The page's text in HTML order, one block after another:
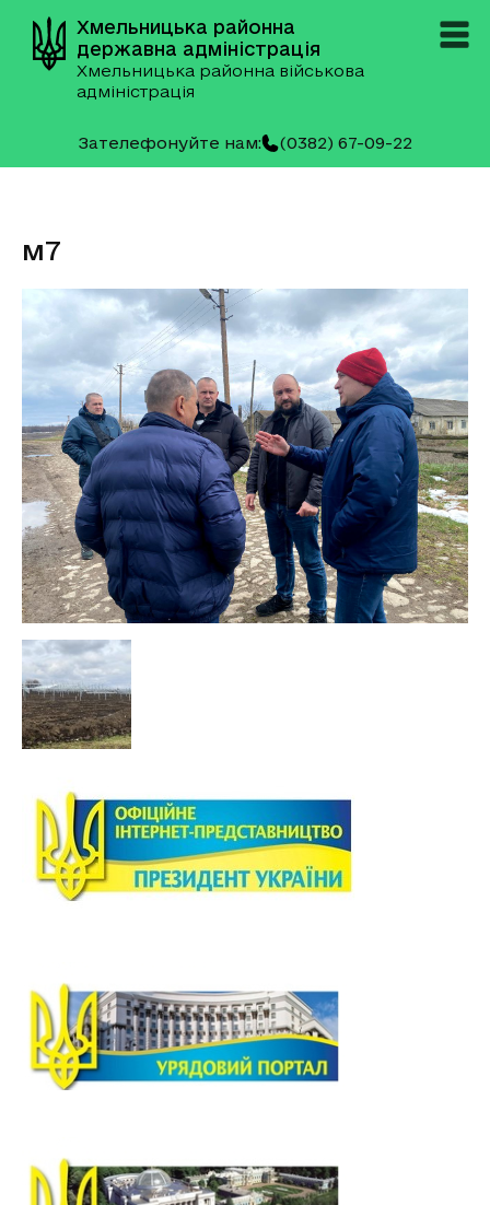
Хмельницька районна
державна адміністрація
Хмельницька районна військова
адміністрація
Зателефонуйте нам: (0382) 67-09-22
м7